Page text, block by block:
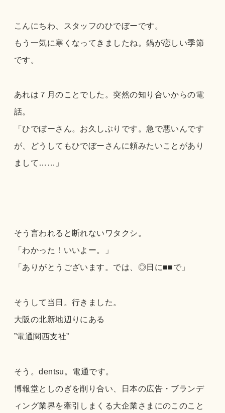
こんにちわ、スタッフのひでぼーです。
もう一気に寒くなってきましたね。鍋が恋しい季節
です。
あれは７月のことでした。突然の知り合いからの電
話。
「ひでぼーさん。お久しぶりです。急で悪いんです
が、どうしてもひでぼーさんに頼みたいことがあり
まして……」
そう言われると断れないワタクシ。
「わかった！いいよー。」
「ありがとうございます。では、◎日に■■で」
そうして当日。行きました。
大阪の北新地辺りにある
”電通関西支社”
そう。dentsu。電通です。
博報堂としのぎを削り合い、日本の広告・ブランデ
ィング業界を牽引しまくる大企業さまにのこのこと